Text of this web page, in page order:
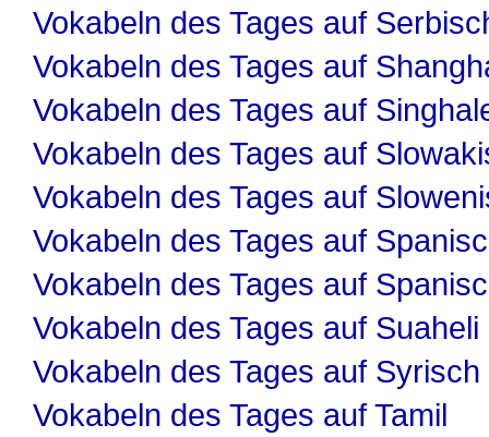
Vokabeln des Tages auf
Vokabeln des Tages auf
Vokabeln des Tages auf
Vokabeln des Tages auf
Vokabeln des Tages auf
Vokabeln des Tages auf
Vokabeln des Tages auf
Vokabeln des Tages auf Suaheli
Vokabeln des Tages auf Syrisch
Vokabeln des Tages auf Tamil